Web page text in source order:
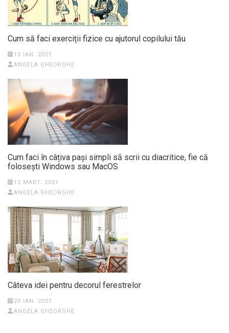
Cum să faci exerciții fizice cu ajutorul copilului tău
13 IAN. 2021
ANGELA GHEORGHE
Cum faci în câțiva pași simpli să scrii cu diacritice, fie că
folosești Windows sau MacOS
12 MART. 2021
ANGELA GHEORGHE
Câteva idei pentru decorul ferestrelor
20 IAN. 2021
ANGELA GHEORGHE